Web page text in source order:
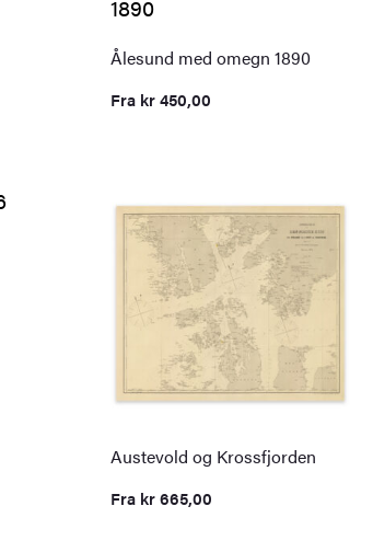
Ålesund med omegn 1890
Fra kr450,00
Austevold og Krossfjorden
Fra kr665,00